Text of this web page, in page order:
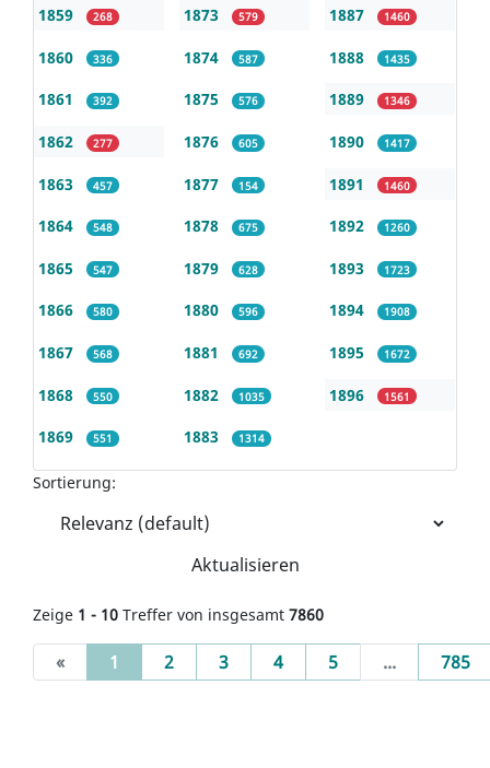
1859 268
1860 336
1861 392
1862 277
1863 457
1864 548
1865 547
1866 580
1867 568
1868 550
1869 551
1873 579
1874 587
1875 576
1876 605
1877 154
1878 675
1879 628
1880 596
1881 692
1882 1035
1883 1314
1887 1460
1888 1435
1889 1346
1890 1417
1891 1460
1892 1260
1893 1723
1894 1908
1895 1672
1896 1561
Sortierung:
Aktualisieren
Zeige 1 - 10 Treffer von insgesamt 7860
« 1 (current)
2 3 4 5 ... 785